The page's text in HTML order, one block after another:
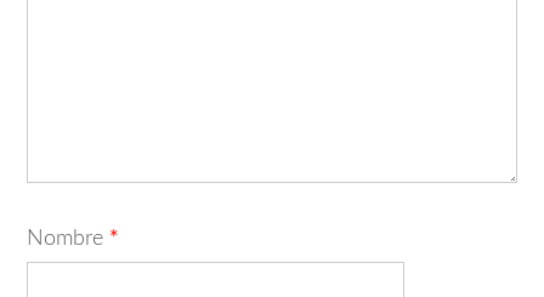
Nombre *